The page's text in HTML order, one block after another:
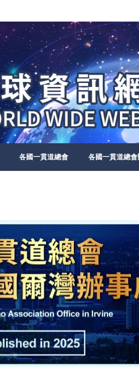
各國一貫道總會 各國一貫道總